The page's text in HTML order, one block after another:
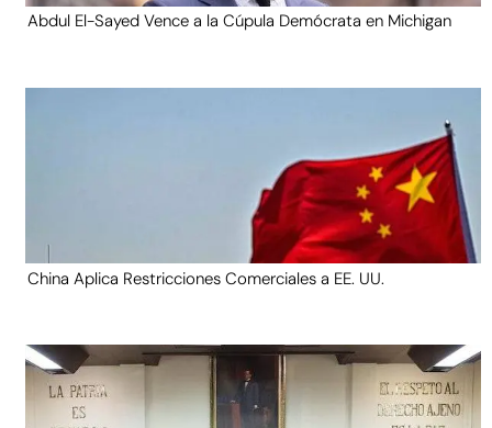
Abdul El-Sayed Vence a la Cúpula Demócrata en Michigan
China Aplica Restricciones Comerciales a EE. UU.